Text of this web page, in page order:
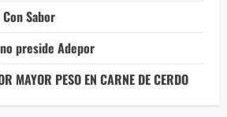
Sabor
preside Adepor
MAYOR PESO EN CARNE DE CERDO